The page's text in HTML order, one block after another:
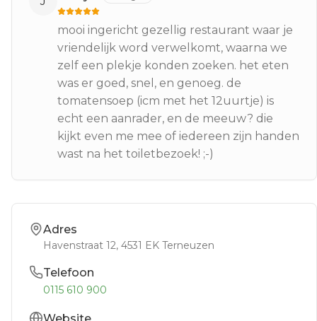
mooi ingericht gezellig restaurant waar je
vriendelijk word verwelkomt, waarna we
zelf een plekje konden zoeken. het eten
was er goed, snel, en genoeg. de
tomatensoep (icm met het 12uurtje) is
echt een aanrader, en de meeuw? die
kijkt even me mee of iedereen zijn handen
wast na het toiletbezoek! ;-)
Adres
Havenstraat 12, 4531 EK Terneuzen
Telefoon
0115 610 900